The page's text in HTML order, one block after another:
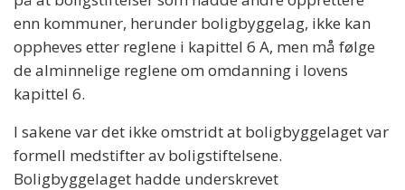
enn kommuner, herunder boligbyggelag, ikke kan
oppheves etter reglene i kapittel 6 A, men må følge
de alminnelige reglene om omdanning i lovens
kapittel 6.
I sakene var det ikke omstridt at boligbyggelaget var
formell medstifter av boligstiftelsene.
Boligbyggelaget hadde underskrevet